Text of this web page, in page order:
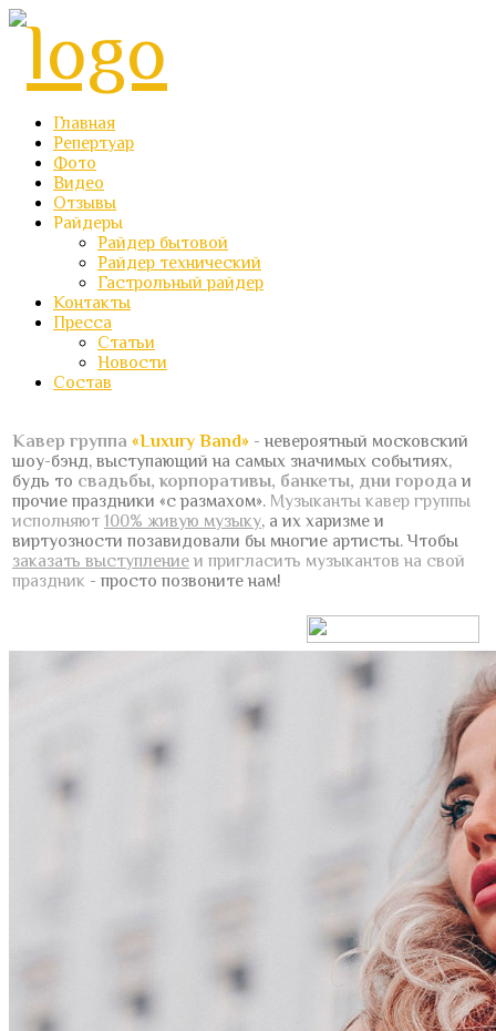
Главная
Репертуар
Фото
Видео
Отзывы
Райдеры
Райдер бытовой
Райдер технический
Гастрольный райдер
Контакты
Пресса
Статьи
Новости
Состав
Кавер группа «Luxury Band» - невероятный московский
шоу-бэнд, выступающий на самых значимых событиях,
будь то свадьбы, корпоративы, банкеты, дни города и
прочие праздники «с размахом». Музыканты кавер группы
исполняют 100% живую музыку, а их харизме и
виртуозности позавидовали бы многие артисты.Чтобы
заказать выступлениеи пригласить музыкантов на свой
праздник - просто позвоните нам!